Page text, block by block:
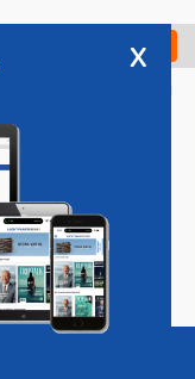
Check in
Vacatures
x